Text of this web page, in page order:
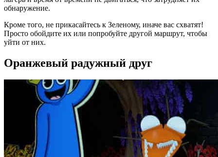
обнаружение.
Кроме того, не прикасайтесь к Зеленому, иначе вас схватят!
Просто обойдите их или попробуйте другой маршрут, чтобы
уйти от них.
Оранжевый радужный друг